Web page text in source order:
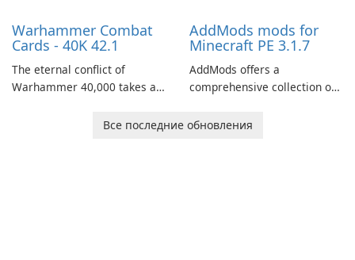
Warhammer Combat
Cards - 40K 42.1
The eternal conflict of
Warhammer 40,000 takes a
Combat Cards - 40K, a card
AddMods mods for
Minecraft PE 3.1.7
AddMods offers a
comprehensive collection of
allowing you to enhance your
Все последние обновления